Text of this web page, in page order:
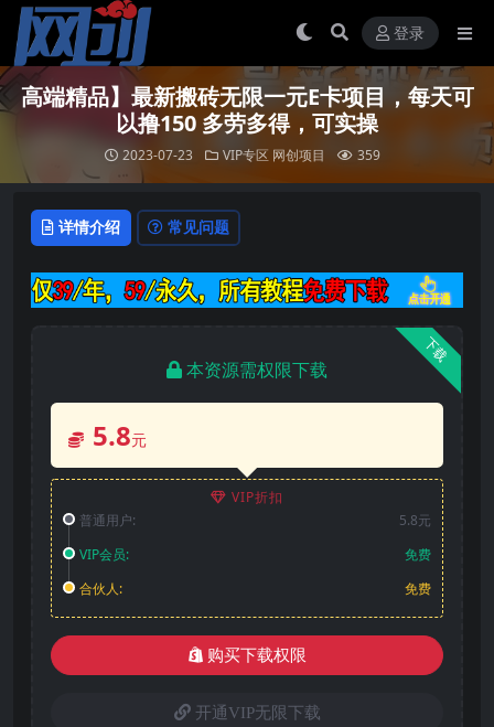
登录
高端精品】最新搬砖无限一元E卡项目，每天可
以撸150 多劳多得，可实操
2023-07-23 VIP专区 网创项目 359
详情介绍 常见问题
下载
本资源需权限下载
5.8元
VIP折扣
普通用户:
5.8元
VIP会员:
免费
合伙人:
免费
购买下载权限
开通VIP无限下载